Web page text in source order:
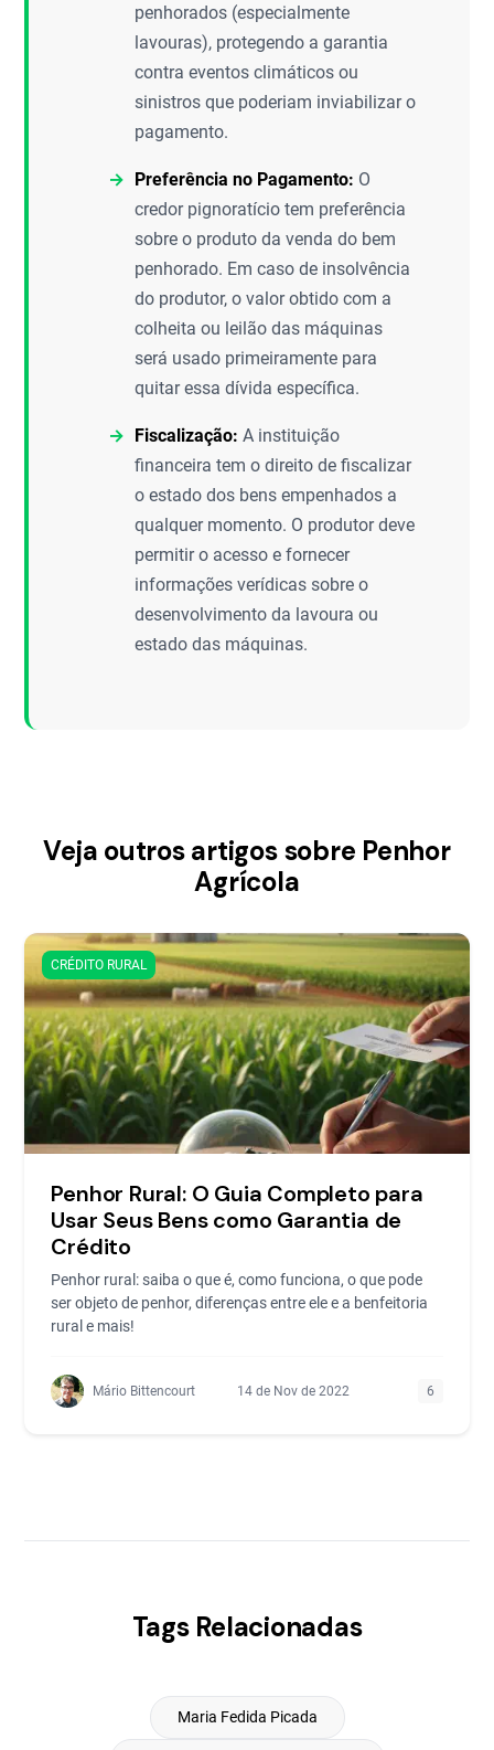
penhorados (especialmente
lavouras), protegendo a garantia
contra eventos climáticos ou
sinistros que poderiam inviabilizar o
pagamento.
Preferência no Pagamento: O
credor pignoratício tem preferência
sobre o produto da venda do bem
penhorado. Em caso de insolvência
do produtor, o valor obtido com a
colheita ou leilão das máquinas
será usado primeiramente para
quitar essa dívida específica.
Fiscalização: A instituição
financeira tem o direito de fiscalizar
o estado dos bens empenhados a
qualquer momento. O produtor deve
permitir o acesso e fornecer
informações verídicas sobre o
desenvolvimento da lavoura ou
estado das máquinas.
Veja outros artigos sobre Penhor
Agrícola
CRÉDITO RURAL
Penhor Rural: O Guia Completo para
Usar Seus Bens como Garantia de
Crédito
Penhor rural: saiba o que é, como funciona, o que pode
ser objeto de penhor, diferenças entre ele e a benfeitoria
rural e mais!
Mário Bittencourt 14 de Nov de 2022 6
Tags Relacionadas
Maria Fedida Picada